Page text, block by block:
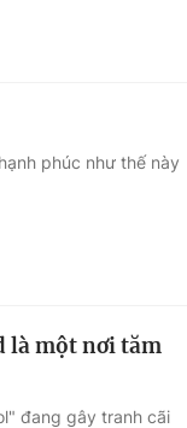
phúc như thế này
là một nơi tăm
đang gây tranh cãi